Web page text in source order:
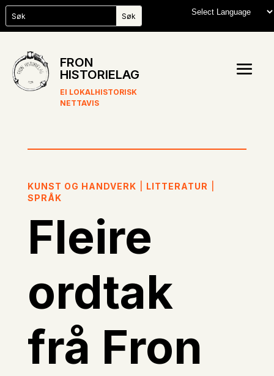
FRON
HISTORIELAG
EI LOKALHISTORISK
NETTAVIS
KUNST OG HANDVERK LITTERATUR
SPRÅK
Fleire
ordtak
frå Fron